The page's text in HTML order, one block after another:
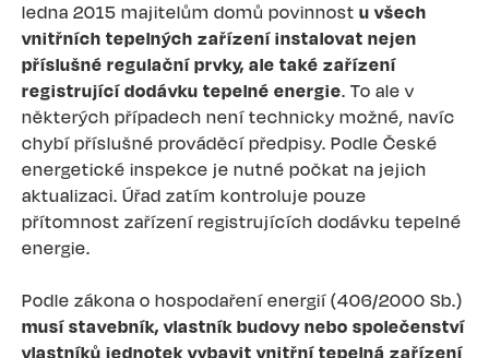
ledna 2015 majitelům domů povinnost u všech
vnitřních tepelných zařízení instalovat nejen
příslušné regulační prvky, ale také zařízení
registrující dodávku tepelné energie. To ale v
některých případech není technicky možné, navíc
chybí příslušné prováděcí předpisy. Podle České
energetické inspekce je nutné počkat na jejich
aktualizaci. Úřad zatím kontroluje pouze
přítomnost zařízení registrujících dodávku tepelné
energie.
Podle zákona o hospodaření energií (406/2000 Sb.)
musí stavebník, vlastník budovy nebo společenství
vlastníků jednotek vybavit vnitřní tepelná zařízení